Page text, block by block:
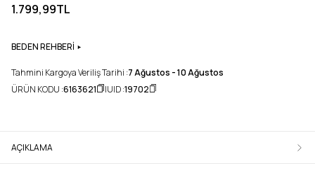
1.799,99TL
BEDEN REHBERİ
Tahmini Kargoya Veriliş Tarihi :7 Ağustos - 10 Ağustos
ÜRÜN KODU :6163621 UID :19702
AÇIKLAMA